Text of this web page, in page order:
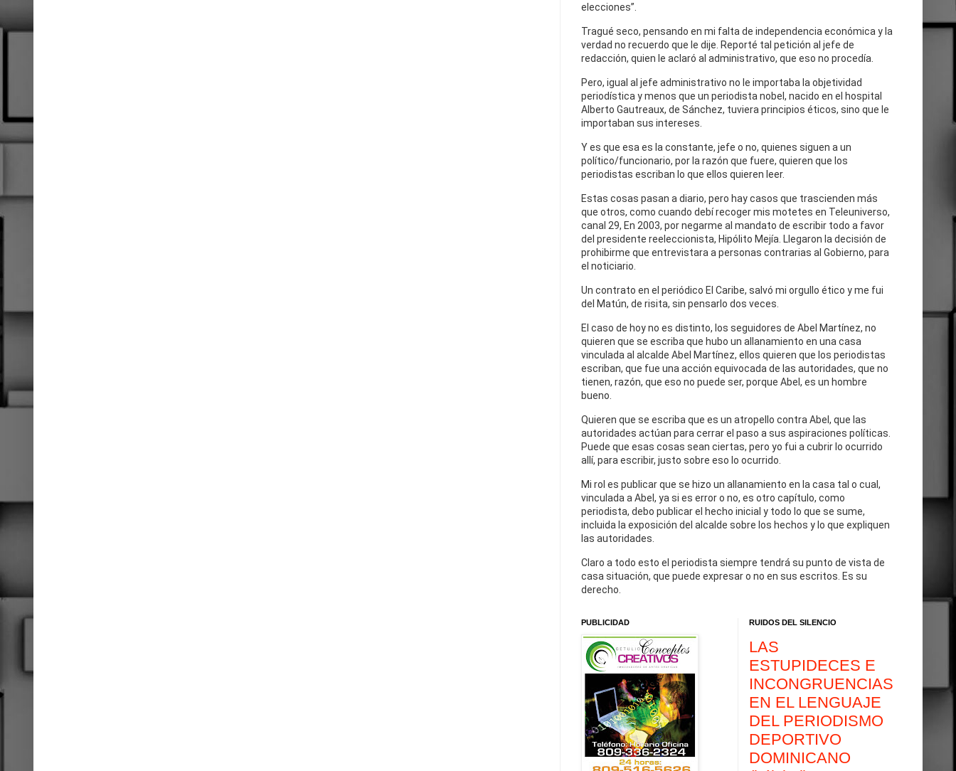
elecciones”.
Tragué seco, pensando en mi falta de independencia económica y la
verdad no recuerdo que le dije. Reporté tal petición al jefe de
redacción, quien le aclaró al administrativo, que eso no procedía.
Pero, igual al jefe administrativo no le importaba la objetividad
periodística y menos que un periodista nobel, nacido en el hospital
Alberto Gautreaux, de Sánchez, tuviera principios éticos, sino que le
importaban sus intereses.
Y es que esa es la constante, jefe o no, quienes siguen a un
político/funcionario, por la razón que fuere, quieren que los
periodistas escriban lo que ellos quieren leer.
Estas cosas pasan a diario, pero hay casos que trascienden más
que otros, como cuando debí recoger mis motetes en Teleuniverso,
canal 29, En 2003, por negarme al mandato de escribir todo a favor
del presidente reeleccionista, Hipólito Mejía. Llegaron la decisión de
prohibirme que entrevistara a personas contrarias al Gobierno, para
el noticiario.
Un contrato en el periódico El Caribe, salvó mi orgullo ético y me fui
del Matún, de risita, sin pensarlo dos veces.
El caso de hoy no es distinto, los seguidores de Abel Martínez, no
quieren que se escriba que hubo un allanamiento en una casa
vinculada al alcalde Abel Martínez, ellos quieren que los periodistas
escriban, que fue una acción equivocada de las autoridades, que no
tienen, razón, que eso no puede ser, porque Abel, es un hombre
bueno.
Quieren que se escriba que es un atropello contra Abel, que las
autoridades actúan para cerrar el paso a sus aspiraciones políticas.
Puede que esas cosas sean ciertas, pero yo fui a cubrir lo ocurrido
allí, para escribir, justo sobre eso lo ocurrido.
Mi rol es publicar que se hizo un allanamiento en la casa tal o cual,
vinculada a Abel, ya si es error o no, es otro capítulo, como
periodista, debo publicar el hecho inicial y todo lo que se sume,
incluida la exposición del alcalde sobre los hechos y lo que expliquen
las autoridades.
Claro a todo esto el periodista siempre tendrá su punto de vista de
casa situación, que puede expresar o no en sus escritos. Es su
derecho.
PUBLICIDAD RUIDOS DEL SILENCIO
LAS
ESTUPIDECES E
INCONGRUENCIAS
EN EL LENGUAJE
DEL PERIODISMO
DEPORTIVO
DOMINICANO